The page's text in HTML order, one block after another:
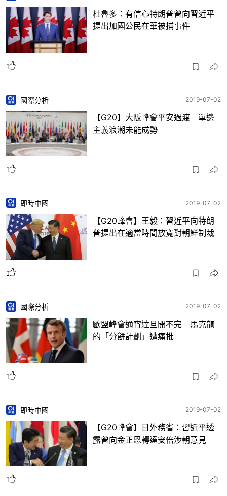
杜魯多：有信心特朗普曾向習近平
提出加國公民在華被捕事件
國際分析 2019-07-02
【G20】大阪峰會平安過渡 單邊
主義浪潮未能成勢
即時中國 2019-07-02
【G20峰會】王毅：習近平向特朗
普提出在適當時間放寬對朝鮮制裁
國際分析 2019-07-02
歐盟峰會通宵達旦開不完 馬克龍
的「分餅計劃」遭痛批
即時中國 2019-07-02
【G20峰會】日外務省：習近平透
露曾向金正恩轉達安倍涉朝意見